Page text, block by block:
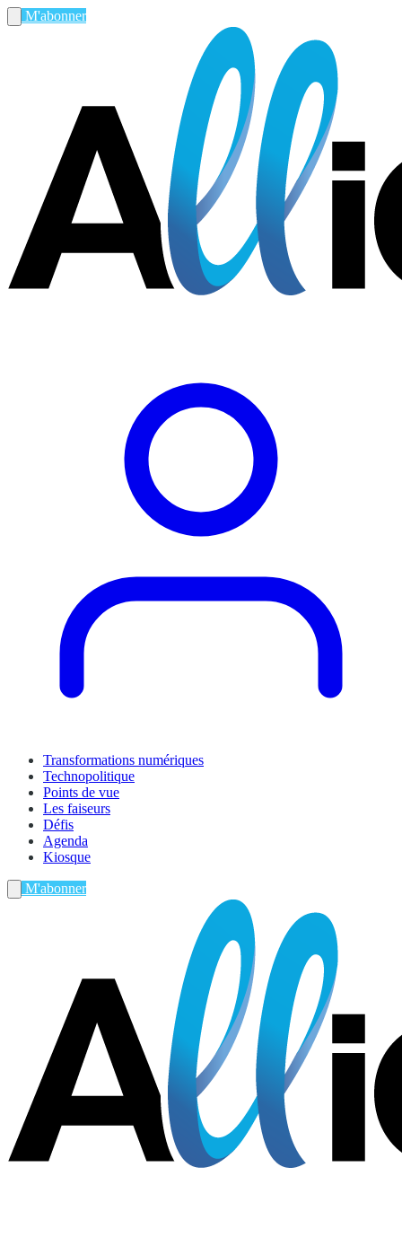
M'abonner
Transformations numériques
Technopolitique
Points de vue
Les faiseurs
Défis
Agenda
Kiosque
M'abonner